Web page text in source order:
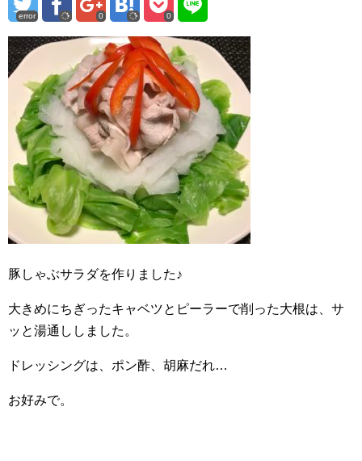
error 0 0
豚しゃぶサラダを作りました♪
大きめにちぎったキャベツとピーラーで削った大根は、サ
ッと湯通ししました。
ドレッシングは、ポン酢、胡麻だれ…
お好みで。